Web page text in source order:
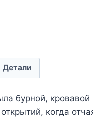
Детали
бурной,
когда